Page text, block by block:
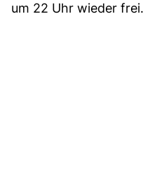
um 22 Uhr wieder frei.